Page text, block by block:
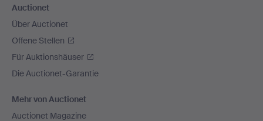
Auctionet
Über Auctionet
Offene Stellen
Für Auktionshäuser
Die Auctionet-Garantie
Mehr von Auctionet
Auctionet Magazine